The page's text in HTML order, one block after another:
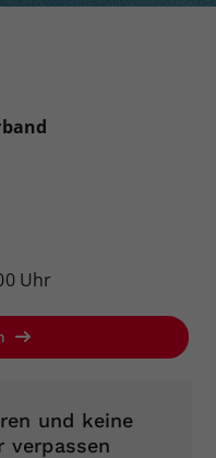
Uhr
und keine
verpassen